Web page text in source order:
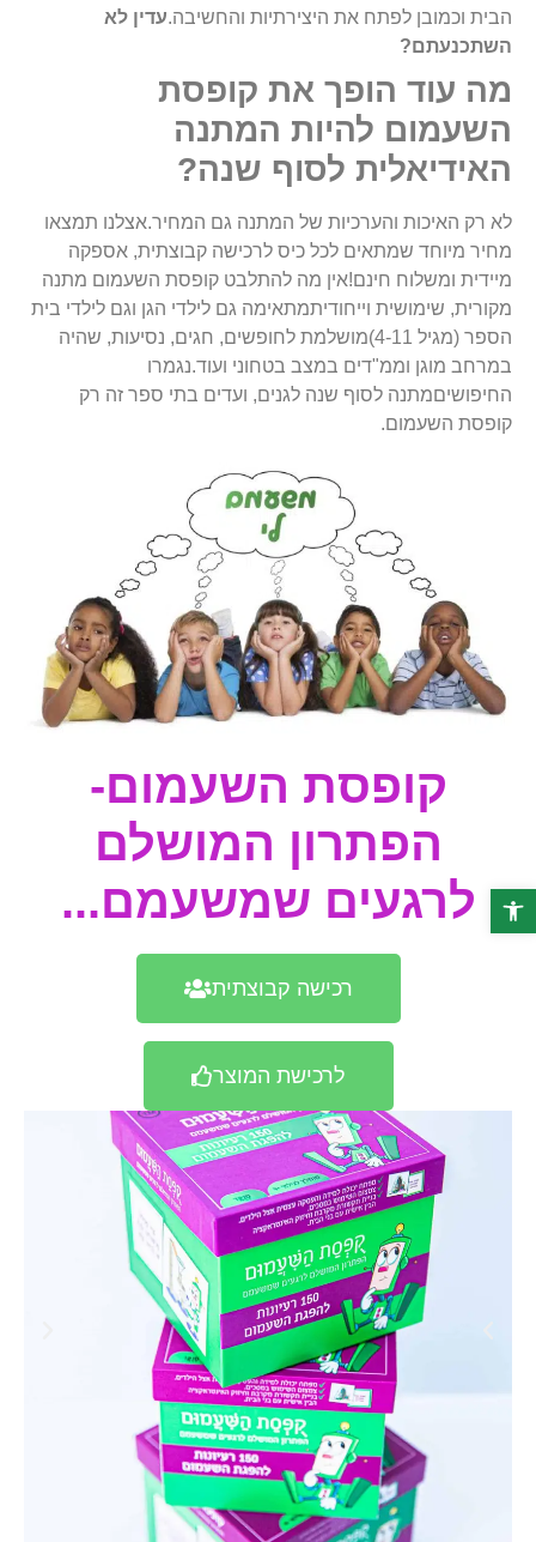
הבית וכמובן לפתח את היצירתיות והחשיבה.עדין לא
השתכנעתם?
מה עוד הופך את קופסת
השעמום להיות המתנה
האידיאלית לסוף שנה?
לא רק האיכות והערכיות של המתנה גם המחיר.אצלנו תמצאו
מחיר מיוחד שמתאים לכל כיס לרכישה קבוצתית, אספקה
מיידית ומשלוח חינם!אין מה להתלבט קופסת השעמום מתנה
מקורית, שימושית וייחודיתמתאימה גם לילדי הגן וגם לילדי בית
הספר (מגיל 4-11)מושלמת לחופשים, חגים, נסיעות, שהיה
במרחב מוגן וממ"דים במצב בטחוני ועוד.נגמרו
החיפושיםמתנה לסוף שנה לגנים, ועדים בתי ספר זה רק
קופסת השעמום.
קופסת השעמום-
הפתרון המושלם
לרגעים שמשעמם...
רכישה קבוצתית
לרכישת המוצר
פתח סרגל נגישות